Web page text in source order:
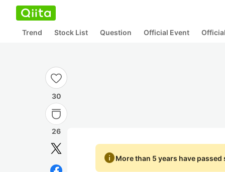
Trend Stock List Question Official Event
30
26
infoMore than 5 years have